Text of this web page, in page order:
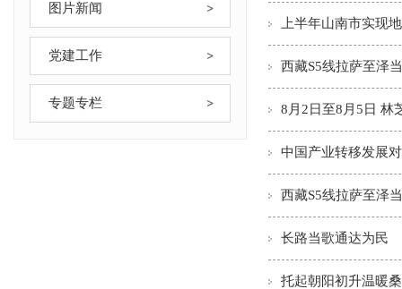
图片新闻
党建工作
专题专栏
上半年山南市实现
西藏S5线拉萨至泽
8月2日至8月5日 林
中国产业转移发展
西藏S5线拉萨至泽
长路当歌通达为民
托起朝阳初升温暖